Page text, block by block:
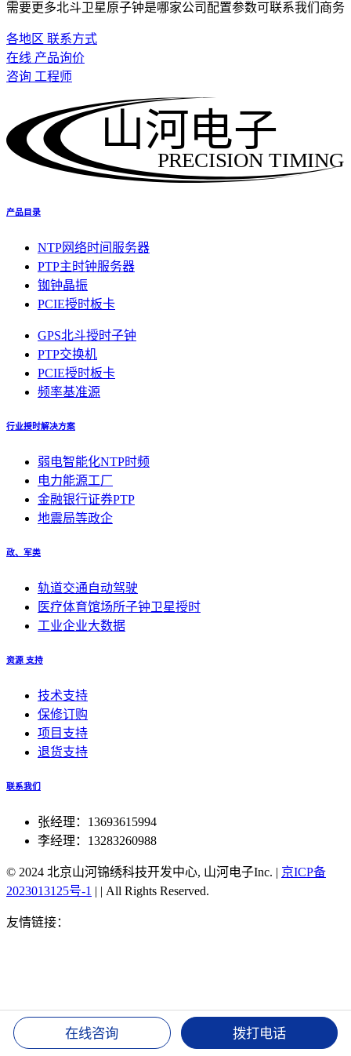
需要更多北斗卫星原子钟是哪家公司配置参数可联系我们商务
各地区 联系方式
在线 产品询价
咨询 工程师
PRECISION TIMING
山河电子
产品目录
NTP网络时间服务器
PTP主时钟服务器
铷钟晶振
PCIE授时板卡
GPS北斗授时子钟
PTP交换机
PCIE授时板卡
频率基准源
行业授时解决方案
弱电智能化NTP时频
电力能源工厂
金融银行证券PTP
地震局等政企
政、军类
轨道交通自动驾驶
医疗体育馆场所子钟卫星授时
工业企业大数据
资源 支持
技术支持
保修订购
项目支持
退货支持
联系我们
张经理：13693615994
李经理：13283260988
© 2024 北京山河锦绣科技开发中心, 山河电子Inc. | 京ICP备
2023013125号-1 | | All Rights Reserved.
友情链接：
湖北北斗授时装置 北斗可实现高精度授时 北斗授时密码
修改
北斗卫星授时 接口 北斗手机授时
在线咨询 拨打电话